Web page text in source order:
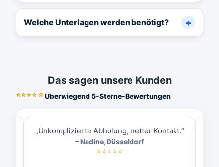
Welche Unterlagen werden benötigt?
Das sagen unsere Kunden
⭐⭐⭐⭐☆Überwiegend 5-Sterne-Bewertungen
„Unkomplizierte Abholung, netter Kontakt.“
– Nadine, Düsseldorf
⭐⭐⭐⭐⭐